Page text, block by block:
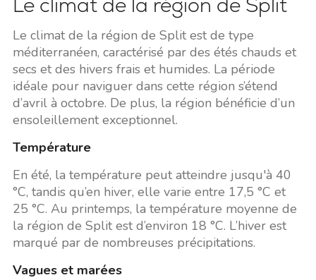
Le climat de la région de Split
Le climat de la région de Split est de type
méditerranéen, caractérisé par des étés chauds et
secs et des hivers frais et humides. La période
idéale pour naviguer dans cette région s’étend
d’avril à octobre. De plus, la région bénéficie d’un
ensoleillement exceptionnel.
Température
En été, la température peut atteindre jusqu'à 40
°C, tandis qu’en hiver, elle varie entre 17,5 °C et
25 °C. Au printemps, la température moyenne de
la région de Split est d’environ 18 °C. L’hiver est
marqué par de nombreuses précipitations.
Vagues et marées